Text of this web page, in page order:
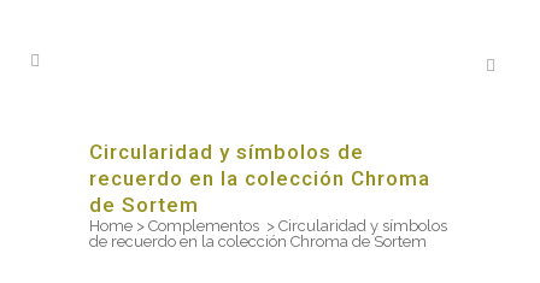
Circularidad y símbolos de
recuerdo en la colección Chroma
de Sortem
Home > Complementos > Circularidad y símbolos
de recuerdo en la colección Chroma de Sortem